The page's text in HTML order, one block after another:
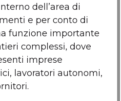
dell’area di
e per conto di
funzione importante
complessi, dove
imprese
lavoratori autonomi,